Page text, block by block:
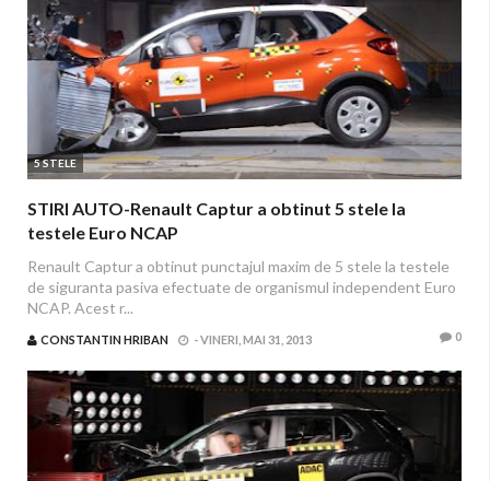
5 STELE
STIRI AUTO-Renault Captur a obtinut 5 stele la
testele Euro NCAP
Renault Captur a obtinut punctajul maxim de 5 stele la testele
de siguranta pasiva efectuate de organismul independent Euro
NCAP. Acest r...
CONSTANTIN HRIBAN -VINERI, MAI 31, 2013 0